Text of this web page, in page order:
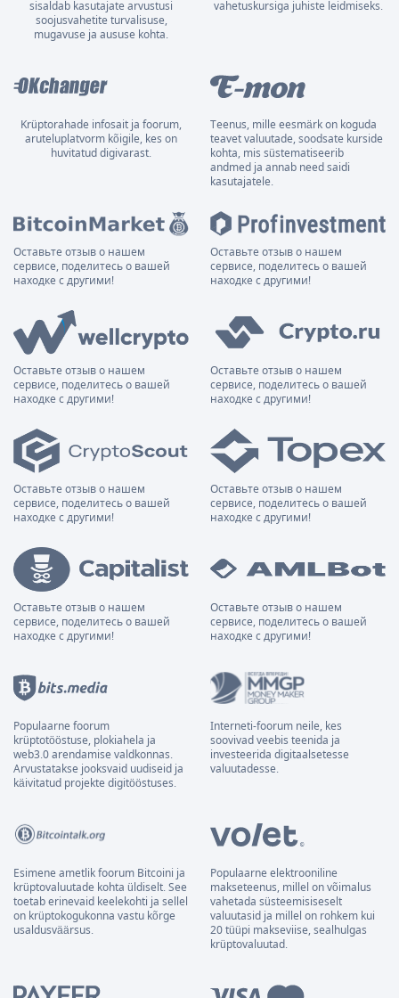
sisaldab kasutajate arvustusi
soojusvahetite turvalisuse,
mugavuse ja aususe kohta.
vahetuskursiga juhiste leidmiseks.
Krüptorahade infosait ja foorum,
aruteluplatvorm kõigile, kes on
huvitatud digivarast.
Teenus, mille eesmärk on koguda
teavet valuutade, soodsate kurside
kohta, mis süstematiseerib
andmed ja annab need saidi
kasutajatele.
Оставьте отзыв о нашем
сервисе, поделитесь о вашей
находке с другими!
Оставьте отзыв о нашем
сервисе, поделитесь о вашей
находке с другими!
Оставьте отзыв о нашем
сервисе, поделитесь о вашей
находке с другими!
Оставьте отзыв о нашем
сервисе, поделитесь о вашей
находке с другими!
Оставьте отзыв о нашем
сервисе, поделитесь о вашей
находке с другими!
Оставьте отзыв о нашем
сервисе, поделитесь о вашей
находке с другими!
Оставьте отзыв о нашем
сервисе, поделитесь о вашей
находке с другими!
Оставьте отзыв о нашем
сервисе, поделитесь о вашей
находке с другими!
Populaarne foorum
krüptotööstuse, plokiahela ja
web3.0 arendamise valdkonnas.
Arvustatakse jooksvaid uudiseid ja
käivitatud projekte digitööstuses.
Interneti-foorum neile, kes
soovivad veebis teenida ja
investeerida digitaalsetesse
valuutadesse.
Esimene ametlik foorum Bitcoini ja
krüptovaluutade kohta üldiselt. See
toetab erinevaid keelekohti ja sellel
on krüptokogukonna vastu kõrge
usaldusväärsus.
Populaarne elektrooniline
makseteenus, millel on võimalus
vahetada süsteemisiseselt
valuutasid ja millel on rohkem kui
20 tüüpi makseviise, sealhulgas
krüptovaluutad.